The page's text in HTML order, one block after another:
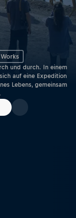
und durch. In einem
auf eine Expedition
Lebens, gemeinsam